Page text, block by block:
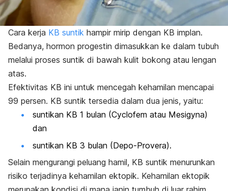
Cara kerja KB suntik hampir mirip dengan KB implan.
Bedanya, hormon progestin dimasukkan ke dalam tubuh
melalui proses suntik di bawah kulit bokong atau lengan
atas.
Efektivitas KB ini untuk mencegah kehamilan mencapai
99 persen. KB suntik tersedia dalam dua jenis, yaitu:
suntikan KB 1 bulan (Cyclofem atau Mesigyna)
dan
suntikan KB 3 bulan (Depo-Provera).
Selain mengurangi peluang hamil, KB suntik menurunkan
risiko terjadinya kehamilan ektopik. Kehamilan ektopik